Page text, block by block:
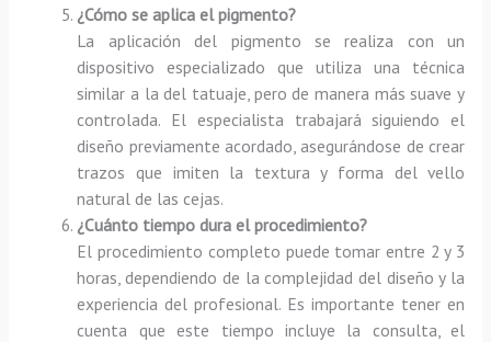
¿Cómo se aplica el pigmento?
La aplicación del pigmento se realiza con un
dispositivo especializado que utiliza una técnica
similar a la del tatuaje, pero de manera más suave y
controlada. El especialista trabajará siguiendo el
diseño previamente acordado, asegurándose de crear
trazos que imiten la textura y forma del vello
natural de las cejas.
¿Cuánto tiempo dura el procedimiento?
El procedimiento completo puede tomar entre 2 y 3
horas, dependiendo de la complejidad del diseño y la
experiencia del profesional. Es importante tener en
cuenta que este tiempo incluye la consulta, el